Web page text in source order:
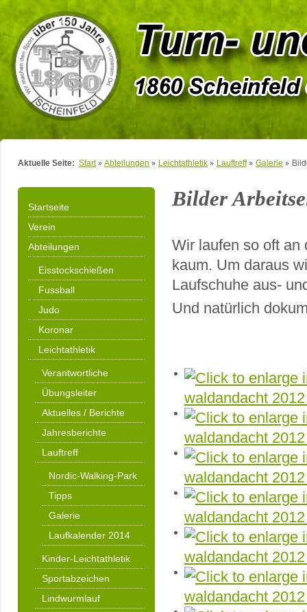
Aktuelle Seite: Start Abteilungen Leichtathletik Lauftreff Galerie
Startseite
Verein
Abteilungen
Eisstockschießen
Fussball
Judo
Koronar
Leichtathletik
Verantwortliche
Übungsleiter
Aktuelles / Berichte
Jahresberichte
Lauftreff
Nordic-Walking-Park
Tipps
Galerie
Laufkalender 2014
Kinder-Leichtathletik
Sportabzeichen
Lindwurmlauf
Bilder
Wir laufen so oft an
kaum. Um daraus
Laufschuhe aus-
Und natürlich